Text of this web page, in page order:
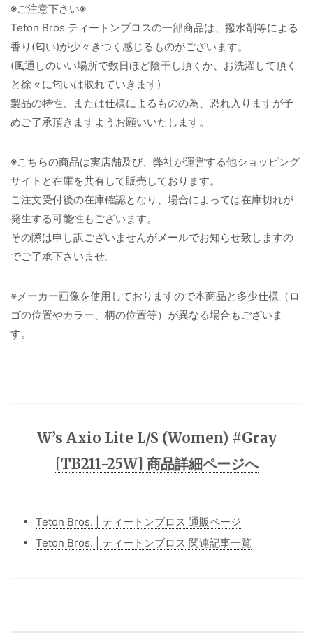
※ご注意下さい※
Teton Bros ティートンブロスの一部商品は、撥水剤等による
香り(匂い)が少々きつく感じるものがございます。
(風通しのいい場所で数日ほど陰干し頂くか、お洗濯して頂く
と徐々に匂いは取れていきます)
製品の特性、または仕様によるものの為、恐れ入りますが予
めご了承頂きますようお願いいたします。
※こちらの商品は実店舗及び、弊社が運営する他ショッピング
サイトと在庫を共有して販売しております。
ご注文受付後の在庫確認となり、場合によっては在庫切れが
発生する可能性もございます。
その際は申し訳ございませんがメールでお知らせ致しますの
でご了承下さいませ。
※メーカー画像を使用しておりますので本商品と多少仕様（ロ
ゴの位置やカラー、柄の位置等）が異なる場合もございま
す。
W’s Axio Lite L/S (Women) #Gray
[TB211-25W] 商品詳細ページへ
Teton Bros. | ティートンブロス 通販ページ
Teton Bros. | ティートンブロス 関連記事一覧